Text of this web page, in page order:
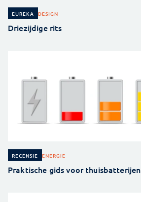
EUREKA DESIGN
Driezijdige rits
RECENSIE ENERGIE
Praktische gids voor thuisbatterijen